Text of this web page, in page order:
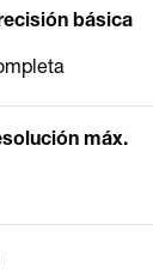
básica
máx.